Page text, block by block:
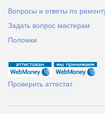
Вопросы и ответы по
Задать вопрос мастерам
Поломки
Проверить аттестат